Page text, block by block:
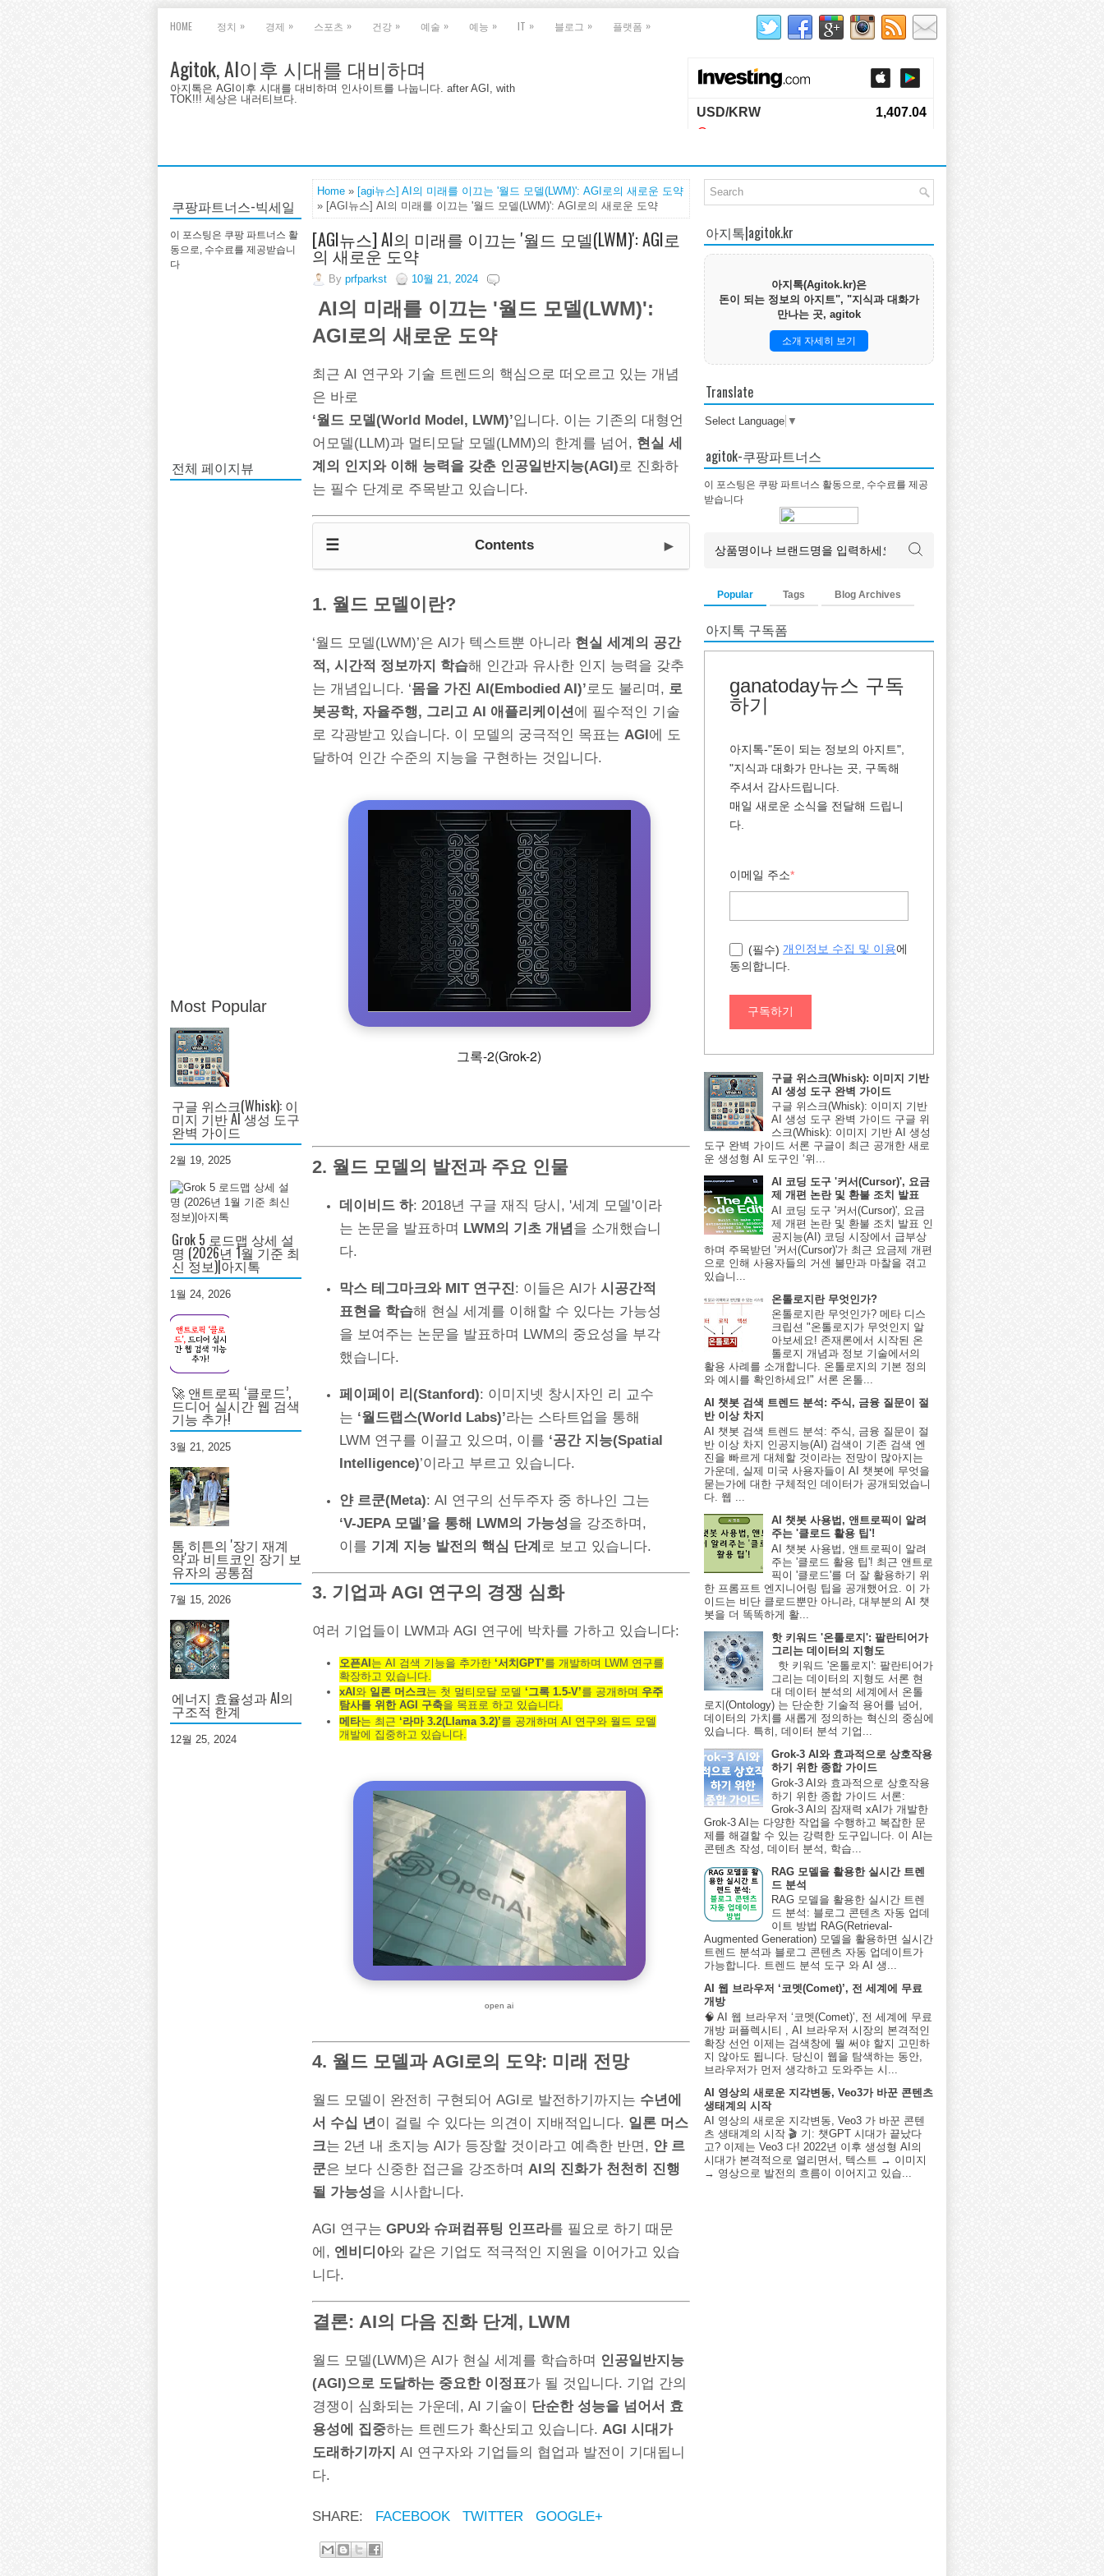
HOME 정치 » 경제 » 스포츠 » 건강 » 예술 » 예능 » IT » 블로그 » 플랫폼 »
Agitok, AI이후 시대를 대비하며
아지톡은 AGI이후 시대를 대비하며 인사이트를 나눕니다. after AGI, with
TOK!!! 세상은 내러티브다.
쿠팡파트너스-빅세일
이 포스팅은 쿠팡 파트너스 활
동으로, 수수료를 제공받습니
다
전체 페이지뷰
Most Popular
구글 위스크(Whisk): 이
미지 기반 AI 생성 도구
완벽 가이드
2월 19, 2025
Grok 5 로드맵 상세 설
명 (2026년 1월 기준 최
신 정보)|아지톡
1월 24, 2026
🚀 앤트로픽 ‘클로드’,
드디어 실시간 웹 검색
기능 추가!
3월 21, 2025
톰 히튼의 '장기 재계
약'과 비트코인 장기 보
유자의 공통점
7월 15, 2026
에너지 효율성과 AI의
구조적 한계
12월 25, 2024
Home » [agi뉴스] AI의 미래를 이끄는 '월드 모델(LWM)': AGI로의 새로운 도약
» [AGI뉴스] AI의 미래를 이끄는 '월드 모델(LWM)': AGI로의 새로운 도약
[AGI뉴스] AI의 미래를 이끄는 '월드 모델(LWM)': AGI로
의 새로운 도약
By prfparkst 10월 21, 2024
AI의 미래를 이끄는 '월드 모델(LWM)':
AGI로의 새로운 도약
최근 AI 연구와 기술 트렌드의 핵심으로 떠오르고 있는 개념
은 바로
‘월드 모델(World Model, LWM)’입니다. 이는 기존의 대형언
어모델(LLM)과 멀티모달 모델(LMM)의 한계를 넘어, 현실 세
계의 인지와 이해 능력을 갖춘 인공일반지능(AGI)로 진화하
는 필수 단계로 주목받고 있습니다.
☰ Contents ►
1. 월드 모델이란?
‘월드 모델(LWM)’은 AI가 텍스트뿐 아니라 현실 세계의 공간
적, 시간적 정보까지 학습해 인간과 유사한 인지 능력을 갖추
는 개념입니다. ‘몸을 가진 AI(Embodied AI)’ 로도 불리며, 로
봇공학, 자율주행, 그리고 AI 애플리케이션 에 필수적인 기술
로 각광받고 있습니다. 이 모델의 궁극적인 목표는 AGI에 도
달하여 인간 수준의 지능을 구현하는 것입니다.
그록-2(Grok-2)
2. 월드 모델의 발전과 주요 인물
데이비드 하: 2018년 구글 재직 당시, '세계 모델'이라
는 논문을 발표하며 LWM의 기초 개념 을 소개했습니
다.
막스 테그마크와 MIT 연구진: 이들은 AI가 시공간적
표현을 학습해 현실 세계를 이해할 수 있다는 가능성
을 보여주는 논문을 발표하며 LWM의 중요성을 부각
했습니다.
페이페이 리(Stanford): 이미지넷 창시자인 리 교수
는 ‘월드랩스(World Labs)’라는 스타트업을 통해
LWM 연구를 이끌고 있으며, 이를 ‘공간 지능(Spatial
Intelligence)’이라고 부르고 있습니다.
얀 르쿤(Meta): AI 연구의 선두주자 중 하나인 그는
‘V-JEPA 모델’을 통해 LWM의 가능성을 강조하며,
이를 기계 지능 발전의 핵심 단계 로 보고 있습니다.
3. 기업과 AGI 연구의 경쟁 심화
여러 기업들이 LWM과 AGI 연구에 박차를 가하고 있습니다:
오픈AI 는 AI 검색 기능을 추가한 ‘서치GPT’를 개발하며 LWM 연구를
확장하고 있습니다.
xAI 와 일론 머스크는 첫 멀티모달 모델 ‘그록 1.5-V’를 공개하며 우주
탐사를 위한 AGI 구축을 목표로 하고 있습니다.
메타는 최근 ‘라마 3.2(Llama 3.2)’를 공개하며 AI 연구와 월드 모델
개발에 집중하고 있습니다.
open ai
4. 월드 모델과 AGI로의 도약: 미래 전망
월드 모델이 완전히 구현되어 AGI로 발전하기까지는 수년에
서 수십 년이 걸릴 수 있다는 의견이 지배적입니다. 일론 머스
크는 2년 내 초지능 AI가 등장할 것이라고 예측한 반면, 얀 르
쿤은 보다 신중한 접근을 강조하며 AI의 진화가 천천히 진행
될 가능성을 시사합니다.
AGI 연구는 GPU와 슈퍼컴퓨팅 인프라를 필요로 하기 때문
에, 엔비디아와 같은 기업도 적극적인 지원을 이어가고 있습
니다.
결론: AI의 다음 진화 단계, LWM
월드 모델(LWM)은 AI가 현실 세계를 학습하며 인공일반지능
(AGI)으로 도달하는 중요한 이정표가 될 것입니다. 기업 간의
경쟁이 심화되는 가운데, AI 기술이 단순한 성능을 넘어서 효
용성에 집중하는 트렌드가 확산되고 있습니다. AGI 시대가
도래하기까지 AI 연구자와 기업들의 협업과 발전이 기대됩니
다.
SHARE: FACEBOOK TWITTER GOOGLE+
아지톡|agitok.kr
아지톡(Agitok.kr)은
돈이 되는 정보의 아지트", "지식과 대화가
만나는 곳, agitok
소개 자세히 보기
Translate
Select Language ▼
agitok-쿠팡파트너스
이 포스팅은 쿠팡 파트너스 활동으로, 수수료를 제공
받습니다
Popular Tags Blog Archives
아지톡 구독폼
ganatoday뉴스 구독
하기
아지톡-"돈이 되는 정보의 아지트",
"지식과 대화가 만나는 곳, 구독해
주셔서 감사드립니다.
매일 새로운 소식을 전달해 드립니
다.
이메일 주소*
(필수) 개인정보 수집 및 이용에
동의합니다.
구독하기
구글 위스크(Whisk): 이미지 기반
AI 생성 도구 완벽 가이드
구글 위스크(Whisk): 이미지 기반
AI 생성 도구 완벽 가이드 구글 위
스크(Whisk): 이미지 기반 AI 생성
도구 완벽 가이드 서론 구글이 최근 공개한 새로
운 생성형 AI 도구인 ‘위...
AI 코딩 도구 '커서(Cursor)', 요금
제 개편 논란 및 환불 조치 발표
AI 코딩 도구 '커서(Cursor)', 요금
제 개편 논란 및 환불 조치 발표 인
공지능(AI) 코딩 시장에서 급부상
하며 주목받던 '커서(Cursor)'가 최근 요금제 개편
으로 인해 사용자들의 거센 불만과 마찰을 겪고
있습니...
온톨로지란 무엇인가?
온톨로지란 무엇인가? 메타 디스
크립션 "온톨로지가 무엇인지 알
아보세요! 존재론에서 시작된 온
톨로지 개념과 정보 기술에서의
활용 사례를 소개합니다. 온톨로지의 기본 정의
와 예시를 확인하세요!" 서론 온톨...
AI 챗봇 검색 트렌드 분석: 주식, 금융 질문이 절
반 이상 차지
AI 챗봇 검색 트렌드 분석: 주식, 금융 질문이 절
반 이상 차지 인공지능(AI) 검색이 기존 검색 엔
진을 빠르게 대체할 것이라는 전망이 많아지는
가운데, 실제 미국 사용자들이 AI 챗봇에 무엇을
묻는가에 대한 구체적인 데이터가 공개되었습니
다. 웹 ...
AI 챗봇 사용법, 앤트로픽이 알려
주는 '클로드 활용 팁'!
AI 챗봇 사용법, 앤트로픽이 알려
주는 '클로드 활용 팁'! 최근 앤트로
픽이 '클로드'를 더 잘 활용하기 위
한 프롬프트 엔지니어링 팁을 공개했어요. 이 가
이드는 비단 클로드뿐만 아니라, 대부분의 AI 챗
봇을 더 똑똑하게 활...
핫 키워드 '온톨로지': 팔란티어가
그리는 데이터의 지형도
핫 키워드 '온톨로지': 팔란티어가
그리는 데이터의 지형도 서론 현
대 데이터 분석의 세계에서 온톨
로지(Ontology) 는 단순한 기술적 용어를 넘어,
데이터의 가치를 새롭게 정의하는 혁신의 중심에
있습니다. 특히, 데이터 분석 기업...
Grok-3 AI와 효과적으로 상호작용
하기 위한 종합 가이드
Grok-3 AI와 효과적으로 상호작용
하기 위한 종합 가이드 서론:
Grok-3 AI의 잠재력 xAI가 개발한
Grok-3 AI는 다양한 작업을 수행하고 복잡한 문
제를 해결할 수 있는 강력한 도구입니다. 이 AI는
콘텐츠 작성, 데이터 분석, 학습...
RAG 모델을 활용한 실시간 트렌
드 분석
RAG 모델을 활용한 실시간 트렌
드 분석: 블로그 콘텐츠 자동 업데
이트 방법 RAG(Retrieval-
Augmented Generation) 모델을 활용하면 실시간
트렌드 분석과 블로그 콘텐츠 자동 업데이트가
가능합니다. 트렌드 분석 도구 와 AI 생...
AI 웹 브라우저 ‘코멧(Comet)’, 전 세계에 무료
개방
🧠 AI 웹 브라우저 ‘코멧(Comet)’, 전 세계에 무료
개방 퍼플렉시티 , AI 브라우저 시장의 본격적인
확장 선언 이제는 검색창에 뭘 써야 할지 고민하
지 않아도 됩니다. 당신이 웹을 탐색하는 동안,
브라우저가 먼저 생각하고 도와주는 시...
AI 영상의 새로운 지각변동, Veo3가 바꾼 콘텐츠
생태계의 시작
AI 영상의 새로운 지각변동, Veo3 가 바꾼 콘텐
츠 생태계의 시작 🎬 기: 챗GPT 시대가 끝났다
고? 이제는 Veo3 다! 2022년 이후 생성형 AI의
시대가 본격적으로 열리면서, 텍스트 → 이미지
→ 영상으로 발전의 흐름이 이어지고 있습...